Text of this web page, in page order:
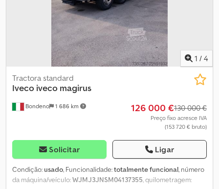
1 / 4
Bondeno 1 686 km
Tractora standard
Iveco iveco magirus
126 000 €130 000 €
Preço fixo acresce IVA
(153 720 € bruto)
Solicitar Ligar
Condição:usado, Funcionalidade:totalmente funcional, número
da máquina/veículo:WJMJ3JNSM04137355, quilometragem: